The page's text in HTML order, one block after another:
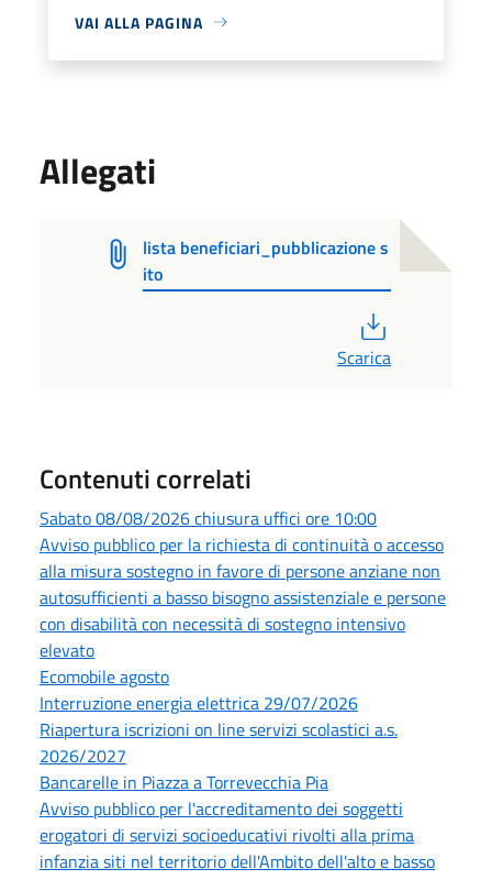
VAI ALLA PAGINA
Allegati
lista beneficiari_pubblicazione s
ito
Scarica
Contenuti correlati
Sabato 08/08/2026 chiusura uffici ore 10:00
Avviso pubblico per la richiesta di continuità o accesso
alla misura sostegno in favore di persone anziane non
autosufficienti a basso bisogno assistenziale e persone
con disabilità con necessità di sostegno intensivo
elevato
Ecomobile agosto
Interruzione energia elettrica 29/07/2026
Riapertura iscrizioni on line servizi scolastici a.s.
2026/2027
Bancarelle in Piazza a Torrevecchia Pia
Avviso pubblico per l'accreditamento dei soggetti
erogatori di servizi socioeducativi rivolti alla prima
infanzia siti nel territorio dell'Ambito dell'alto e basso